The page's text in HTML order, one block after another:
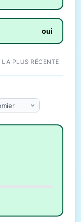
oui
LA PLUS RÉCENTE